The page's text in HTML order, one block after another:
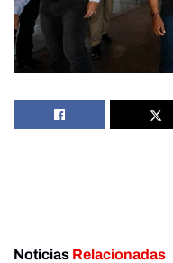
Noticias Relacionadas